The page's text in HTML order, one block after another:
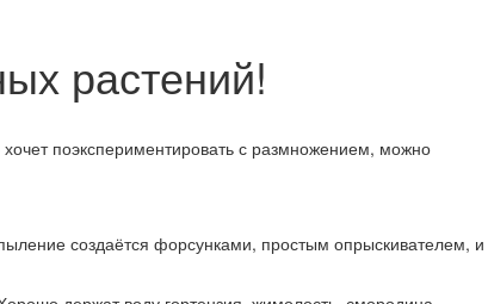
растений!
поэкспериментировать с размножением, можно
создаётся форсунками, простым опрыскивателем, и